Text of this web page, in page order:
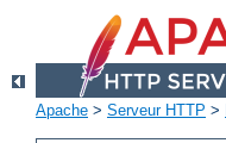
Apache > Serveur HTTP >